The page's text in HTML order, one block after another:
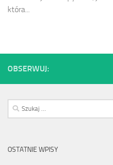
która...
OBSERWUJ:
Szukaj:
OSTATNIE WPISY